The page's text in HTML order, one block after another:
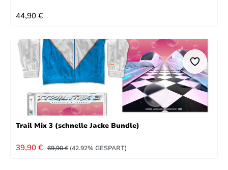
REGULÄRER PREIS:
44,90 €
Trail Mix 3 (schnelle Jacke Bundle)
VERKAUFSPREIS:
39,90 € REGULÄRER PREIS:
69,90 € (42.92% GESPART)